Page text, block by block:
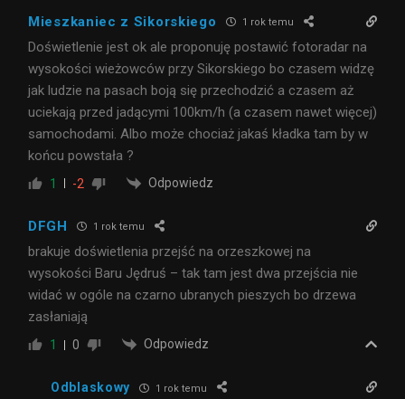
Mieszkaniec z Sikorskiego 1 rok temu
Doświetlenie jest ok ale proponuję postawić fotoradar na
wysokości wieżowców przy Sikorskiego bo czasem widzę
jak ludzie na pasach boją się przechodzić a czasem aż
uciekają przed jadącymi 100km/h (a czasem nawet więcej)
samochodami. Albo może chociaż jakaś kładka tam by w
końcu powstała ?
1 -2 Odpowiedz
DFGH 1 rok temu
brakuje doświetlenia przejść na orzeszkowej na
wysokości Baru Jędruś – tak tam jest dwa przejścia nie
widać w ogóle na czarno ubranych pieszych bo drzewa
zasłaniają
1 0 Odpowiedz
Odblaskowy 1 rok temu